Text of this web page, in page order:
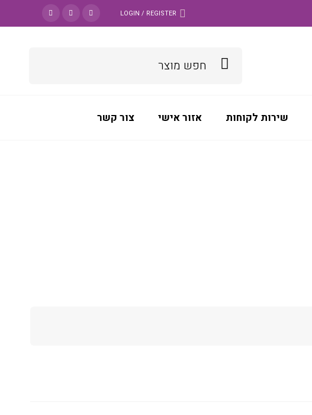
LOGIN / REGISTER
שירות לקוחות אזור אישי צור קשר